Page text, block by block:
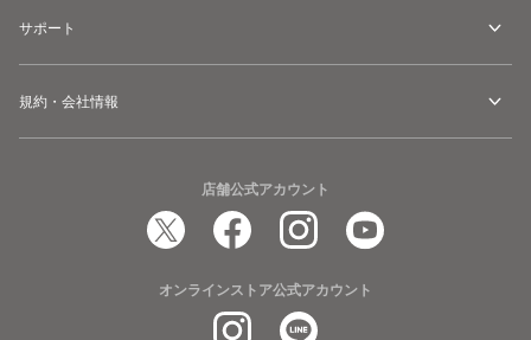
サポート
規約・会社情報
店舗公式アカウント
オンラインストア公式アカウント